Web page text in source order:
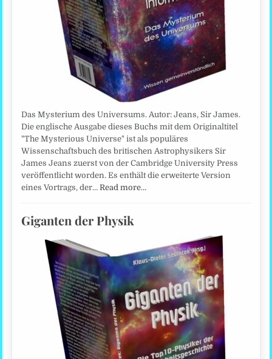
Das Mysterium des Universums. Autor: Jeans, Sir James.
Die englische Ausgabe dieses Buchs mit dem Originaltitel
"The Mysterious Universe" ist als populäres
Wissenschaftsbuch des britischen Astrophysikers Sir
James Jeans zuerst von der Cambridge University Press
veröffentlicht worden. Es enthält die erweiterte Version
eines Vortrags, der…Read more…
Giganten der Physik